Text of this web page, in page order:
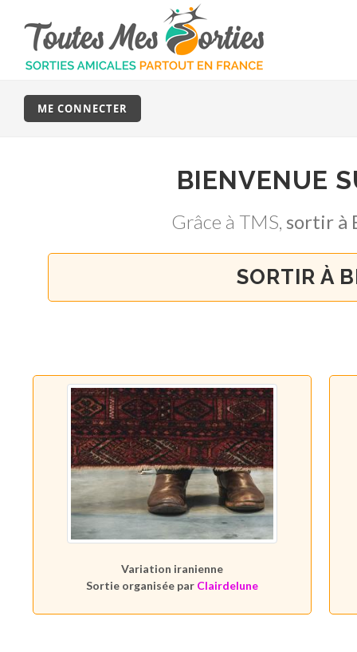
ME CONNECTER
BIENVENUE
Grâce à TMS, sortir à
SORTIR À
Variation iranienne
Sortie organisée par Clairdelune